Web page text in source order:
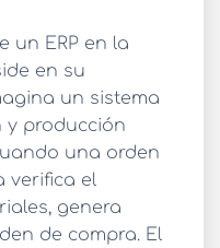
un ERP en la
en su
un sistema
y producción
una orden
verifica el
genera
de compra. El